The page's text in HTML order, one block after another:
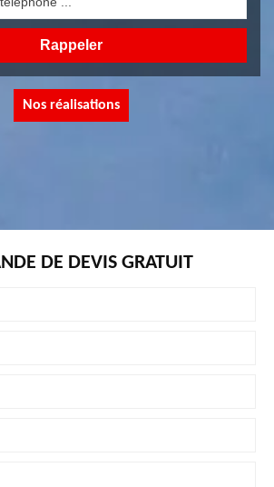
Nos réalisations
DE DEVIS GRATUIT